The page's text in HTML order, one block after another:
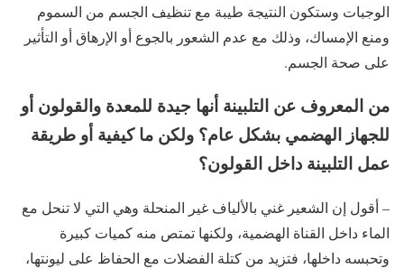
الوجبات وستكون النتيجة طيبة مع تنظيف الجسم من السموم
ومنع الإمساك، وذلك مع عدم الشعور بالجوع أو الإرهاق أو التأثير
على صحة الجسم.
من المعروف عن التلبينة أنها جيدة للمعدة والقولون أو
للجهاز الهضمي بشكل عام؟ ولكن ما كيفية أو طريقة
عمل التلبينة داخل القولون؟
– أقول إن الشعير غني بالألياف غير المنحلة وهي التي لا تنحل مع
الماء داخل القناة الهضمية، ولكنها تمتص منه كميات كبيرة
وتحبسه داخلها، فتزيد من كتلة الفضلات مع الحفاظ على ليونتها،